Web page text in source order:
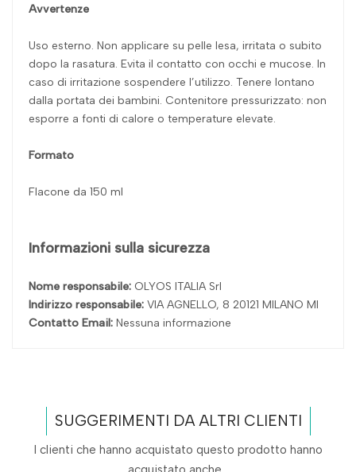
Avvertenze
Uso esterno. Non applicare su pelle lesa, irritata o subito
dopo la rasatura. Evita il contatto con occhi e mucose. In
caso di irritazione sospendere l’utilizzo. Tenere lontano
dalla portata dei bambini. Contenitore pressurizzato: non
esporre a fonti di calore o temperature elevate.
Formato
Flacone da 150 ml
Informazioni sulla sicurezza
Nome responsabile: OLYOS ITALIA Srl
Indirizzo responsabile: VIA AGNELLO, 8 20121 MILANO MI
Contatto Email: Nessuna informazione
SUGGERIMENTI DA ALTRI CLIENTI
I clienti che hanno acquistato questo prodotto hanno